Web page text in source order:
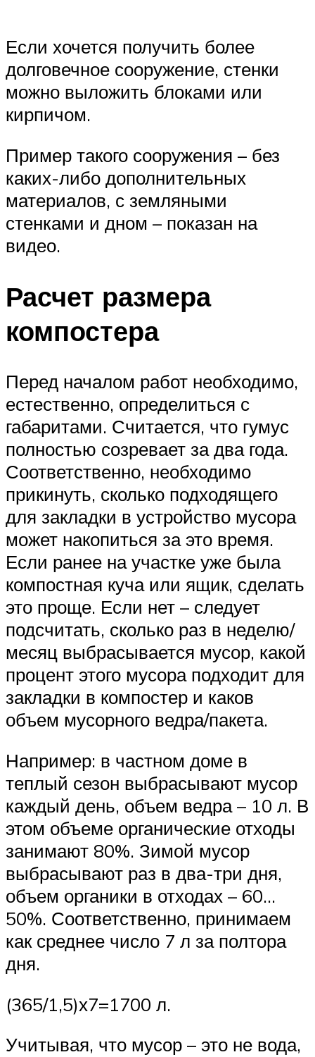
Если хочется получить более
долговечное сооружение, стенки
можно выложить блоками или
кирпичом.
Пример такого сооружения – без
каких-либо дополнительных
материалов, с земляными
стенками и дном – показан на
видео.
Расчет размера
компостера
Перед началом работ необходимо,
естественно, определиться с
габаритами. Считается, что гумус
полностью созревает за два года.
Соответственно, необходимо
прикинуть, сколько подходящего
для закладки в устройство мусора
может накопиться за это время.
Если ранее на участке уже была
компостная куча или ящик, сделать
это проще. Если нет – следует
подсчитать, сколько раз в неделю/
месяц выбрасывается мусор, какой
процент этого мусора подходит для
закладки в компостер и каков
объем мусорного ведра/пакета.
Например: в частном доме в
теплый сезон выбрасывают мусор
каждый день, объем ведра – 10 л. В
этом объеме органические отходы
занимают 80%. Зимой мусор
выбрасывают раз в два-три дня,
объем органики в отходах – 60…
50%. Соответственно, принимаем
как среднее число 7 л за полтора
дня.
(365/1,5)х7=1700 л.
Учитывая, что мусор – это не вода,